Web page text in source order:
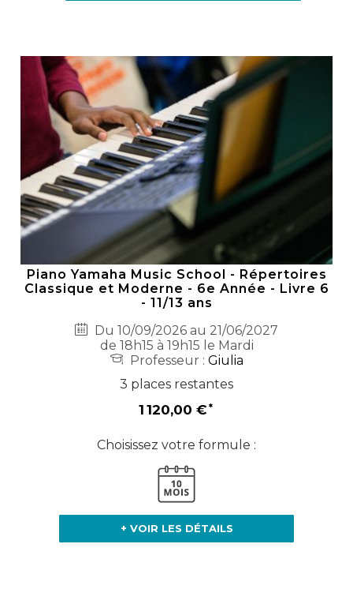
Piano Yamaha Music School - Répertoires
Classique et Moderne - 6e Année - Livre 6
- 11/13 ans
Du 10/09/2026 au 21/06/2027
de 18h15 à 19h15 le Mardi
Professeur : Giulia
3 places restantes
1 120,00 €
Choisissez votre formule :
+ VOIR LES DÉTAILS